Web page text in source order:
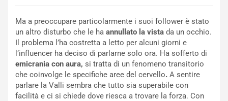
Ma a preoccupare particolarmente i suoi follower è stato
un altro disturbo che le ha annullato la vista da un occhio.
Il problema l’ha costretta a letto per alcuni giorni e
l’influencer ha deciso di parlarne solo ora. Ha sofferto di
emicrania con aura, si tratta di un fenomeno transitorio
che coinvolge le specifiche aree del cervello. A sentire
parlare la Valli sembra che tutto sia superabile con
facilità e ci si chiede dove riesca a trovare la forza. Con